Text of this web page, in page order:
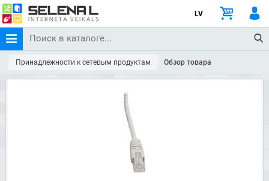
LV
Принадлежности к сетевым продуктам Обзор товара